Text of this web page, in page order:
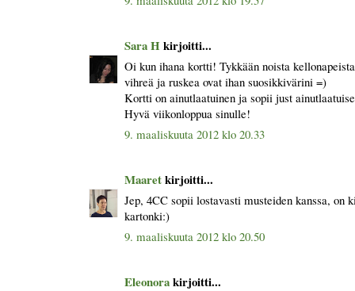
Sara Hkirjoitti...
Oi kun ihana kortti! Tykkään noista
vihreä ja ruskea ovat ihan suosikkivärini =)
Kortti on ainutlaatuinen ja sopii just
Hyvä viikonloppua sinulle!
9. maaliskuuta 2012 klo 20.33
Maaretkirjoitti...
Jep, 4CC sopii lostavasti musteiden kanssa, on
kartonki:)
9. maaliskuuta 2012 klo 20.50
Eleonorakirjoitti...